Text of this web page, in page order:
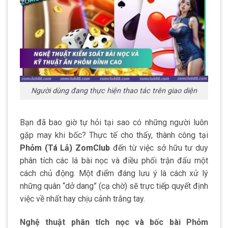
Người dùng đang thực hiện thao tác trên giao diện
Bạn đã bao giờ tự hỏi tại sao có những người luôn
gặp may khi bốc? Thực tế cho thấy, thành công tại
Phỏm (Tá Lả) ZomClub đến từ việc sở hữu tư duy
phân tích các lá bài nọc và điều phối trận đấu một
cách chủ động. Một điểm đáng lưu ý là cách xử lý
những quân “dở dang” (cạ chờ) sẽ trực tiếp quyết định
việc về nhất hay chịu cảnh trắng tay.
Nghệ thuật phân tích nọc và bốc bài Phỏm